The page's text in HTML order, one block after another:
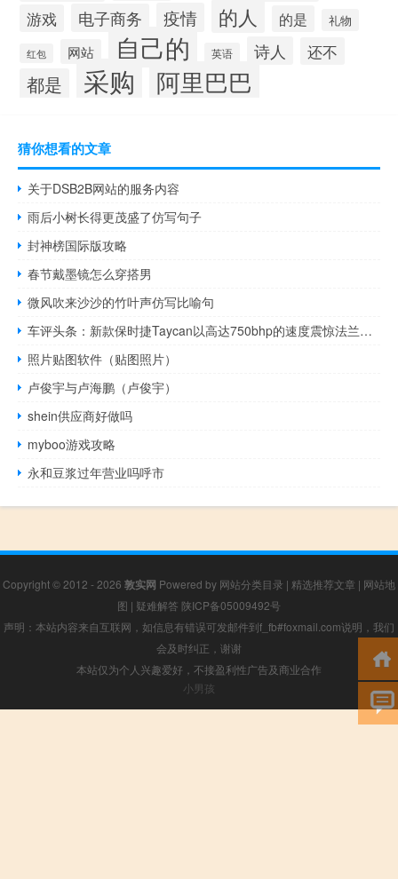
游戏 电子商务 疫情 的人 的是 礼物
红包 网站 自己的 英语 诗人 还不
都是 采购 阿里巴巴
猜你想看的文章
关于DSB2B网站的服务内容
雨后小树长得更茂盛了仿写句子
封神榜国际版攻略
春节戴墨镜怎么穿搭男
微风吹来沙沙的竹叶声仿写比喻句
车评头条：新款保时捷Taycan以高达750bhp的速度震惊法兰克福
照片贴图软件（贴图照片）
卢俊宇与卢海鹏（卢俊宇）
shein供应商好做吗
myboo游戏攻略
永和豆浆过年营业吗呼市
Copyright © 2012 - 2026 敦实网 Powered by 网站分类目录 | 精选推荐文章 | 网站地
图 | 疑难解答 陕ICP备05009492号
声明：本站内容来自互联网，如信息有错误可发邮件到f_fb#foxmail.com说明，我们
会及时纠正，谢谢
本站仅为个人兴趣爱好，不接盈利性广告及商业合作
小男孩